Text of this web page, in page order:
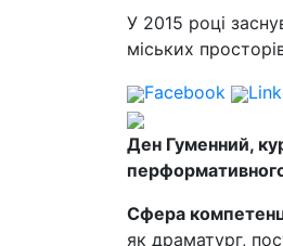
У 2015 році
міських
Facebook
Ден Гуменний,
Сфера
як драматург,